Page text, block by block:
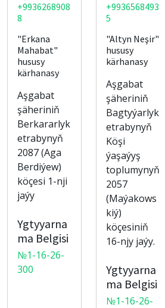
+9936268908
8
"Erkana
Mahabat"
hususy
kärhanasy
Aşgabat
şäheriniň
Berkararlyk
etrabynyň
2087 (Aga
Berdiýew)
köçesi 1-nji
jaýy
Ygtyyarna
ma Belgisi
№1-16-26-
300
+9936568493
5
"Altyn Neşir"
hususy
kärhanasy
Aşgabat
şäheriniň
Bagtyýarlyk
etrabynyň
Köşi
ýaşaýyş
toplumynyň
2057
(Maýakows
kiý)
köçesiniň
16-njy jaýy.
Ygtyyarna
ma Belgisi
№1-16-26-